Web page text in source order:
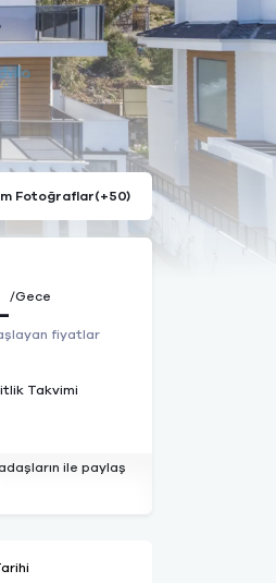
Fotoğraflar(+50)
/Gece
fiyatlar
Takvimi
ile paylaş